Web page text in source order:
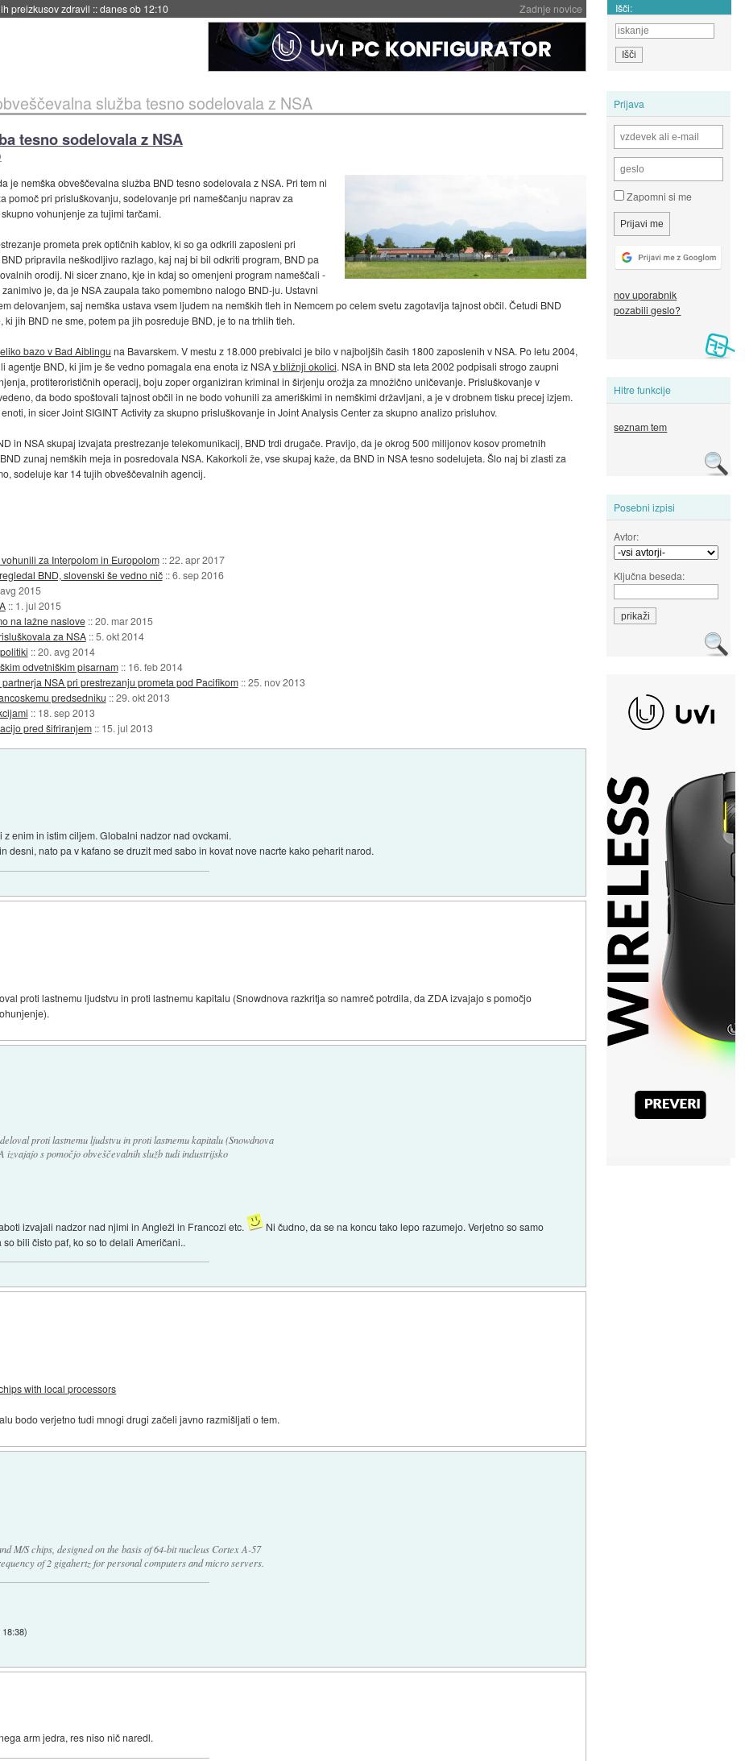
Zadnje novice
za naslednji dve leti::danes ob 11:37 Išči:
Prijava
Zapomni si me
nov uporabnik
pozabili geslo?
Hitre funkcije
seznam tem
Posebni izpisi
Avtor:
Ključna beseda:
služba tesno sodelovala z NSA
tesno sodelovala z NSA
je nemška obveščevalna služba BND tesno sodelovala z NSA. Pri tem ni
pomoč pri prisluškovanju, sodelovanje pri nameščanju naprav za
vohunjenje za tujimi tarčami.
prometa prek optičnih kablov, ki so ga odkrili zaposleni pri
pripravila neškodljivo razlago, kaj naj bi bil odkriti program, BND pa
orodij. Ni sicer znano, kje in kdaj so omenjeni program nameščali -
je, da je NSA zaupala tako pomembno nalogo BND-ju. Ustavni
delovanjem, saj nemška ustava vsem ljudem na nemških tleh in Nemcem po celem svetu zagotavlja tajnost občil. Četudi BND
jih BND ne sme, potem pa jih posreduje BND, je to na trhlih tleh.
bazo v Bad Aiblingu na Bavarskem. V mestu z 18.000 prebivalci je bilo v najboljših časih 1800 zaposlenih v NSA. Po letu 2004,
agentje BND, ki jim je še vedno pomagala ena enota iz NSAv bližnji okolici. NSA in BND sta leta 2002 podpisali strogo zaupni
protiterorističnih operacij, boju zoper organiziran kriminal in širjenju orožja za množično uničevanje. Prisluškovanje v
da bodo spoštovali tajnost občil in ne bodo vohunili za ameriškimi in nemškimi državljani, a je v drobnem tisku precej izjem.
in sicer Joint SIGINT Activity za skupno prisluškovanje in Joint Analysis Center za skupno analizo prisluhov.
in NSA skupaj izvajata prestrezanje telekomunikacij, BND trdi drugače. Pravijo, da je okrog 500 milijonov kosov prometnih
zunaj nemških meja in posredovala NSA. Kakorkoli že, vse skupaj kaže, da BND in NSA tesno sodelujeta. Šlo naj bi zlasti za
sodeluje kar 14 tujih obveščevalnih agencij.
za Interpolom in Europolom ::22. apr 2017
BND, slovenski še vedno nič ::6. sep 2016
2015
:: 1. jul 2015
na lažne naslove ::20. mar 2015
za NSA ::5. okt 2014
::20. avg 2014
odvetniškim pisarnam :: 16. feb 2014
NSA pri prestrezanju prometa pod Pacifikom ::25. nov 2013
predsedniku ::29. okt 2013
:: 18. sep 2013
pred šifriranjem :: 15. jul 2013
enim in istim ciljem. Globalni nadzor nad ovckami.
desni, nato pa v kafano se druzit med sabo in kovat nove nacrte kako peharit narod.
proti lastnemu ljudstvu in proti lastnemu kapitalu (Snowdnova razkritja so namreč potrdila, da ZDA izvajajo s pomočjo
proti lastnemu ljudstvu in proti lastnemu kapitalu (Snowdnova
s pomočjo obveščevalnih služb tudi industrijsko
izvajali nadzor nad njimi in Angleži in Francozi etc.
Ni čudno, da se na koncu tako lepo razumejo. Verjetno so samo
bili čisto paf, ko so to delali Američani..
with local processors
bodo verjetno tudi mnogi drugi začeli javno razmišljati o tem.
M/S chips, designed on the basis of 64-bit nucleus Cortex A-57
of 2 gigahertz for personal computers and micro servers.
18:38)
arm jedra, res niso nič naredl.